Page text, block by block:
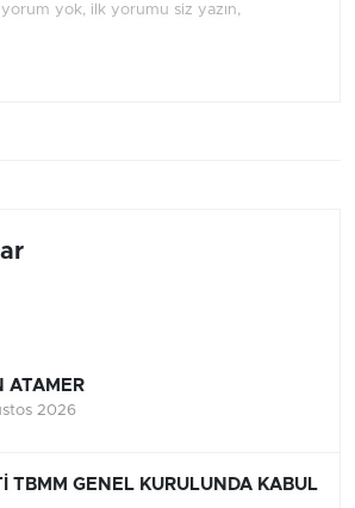
yok, ilk yorumu siz yazın,
ATAMER
2026
TBMM GENEL KURULUNDA KABUL